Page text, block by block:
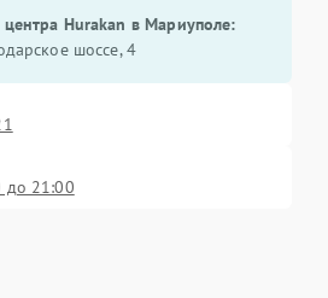
центра Hurakan в Мариуполе:
шоссе, 4
до 21:00